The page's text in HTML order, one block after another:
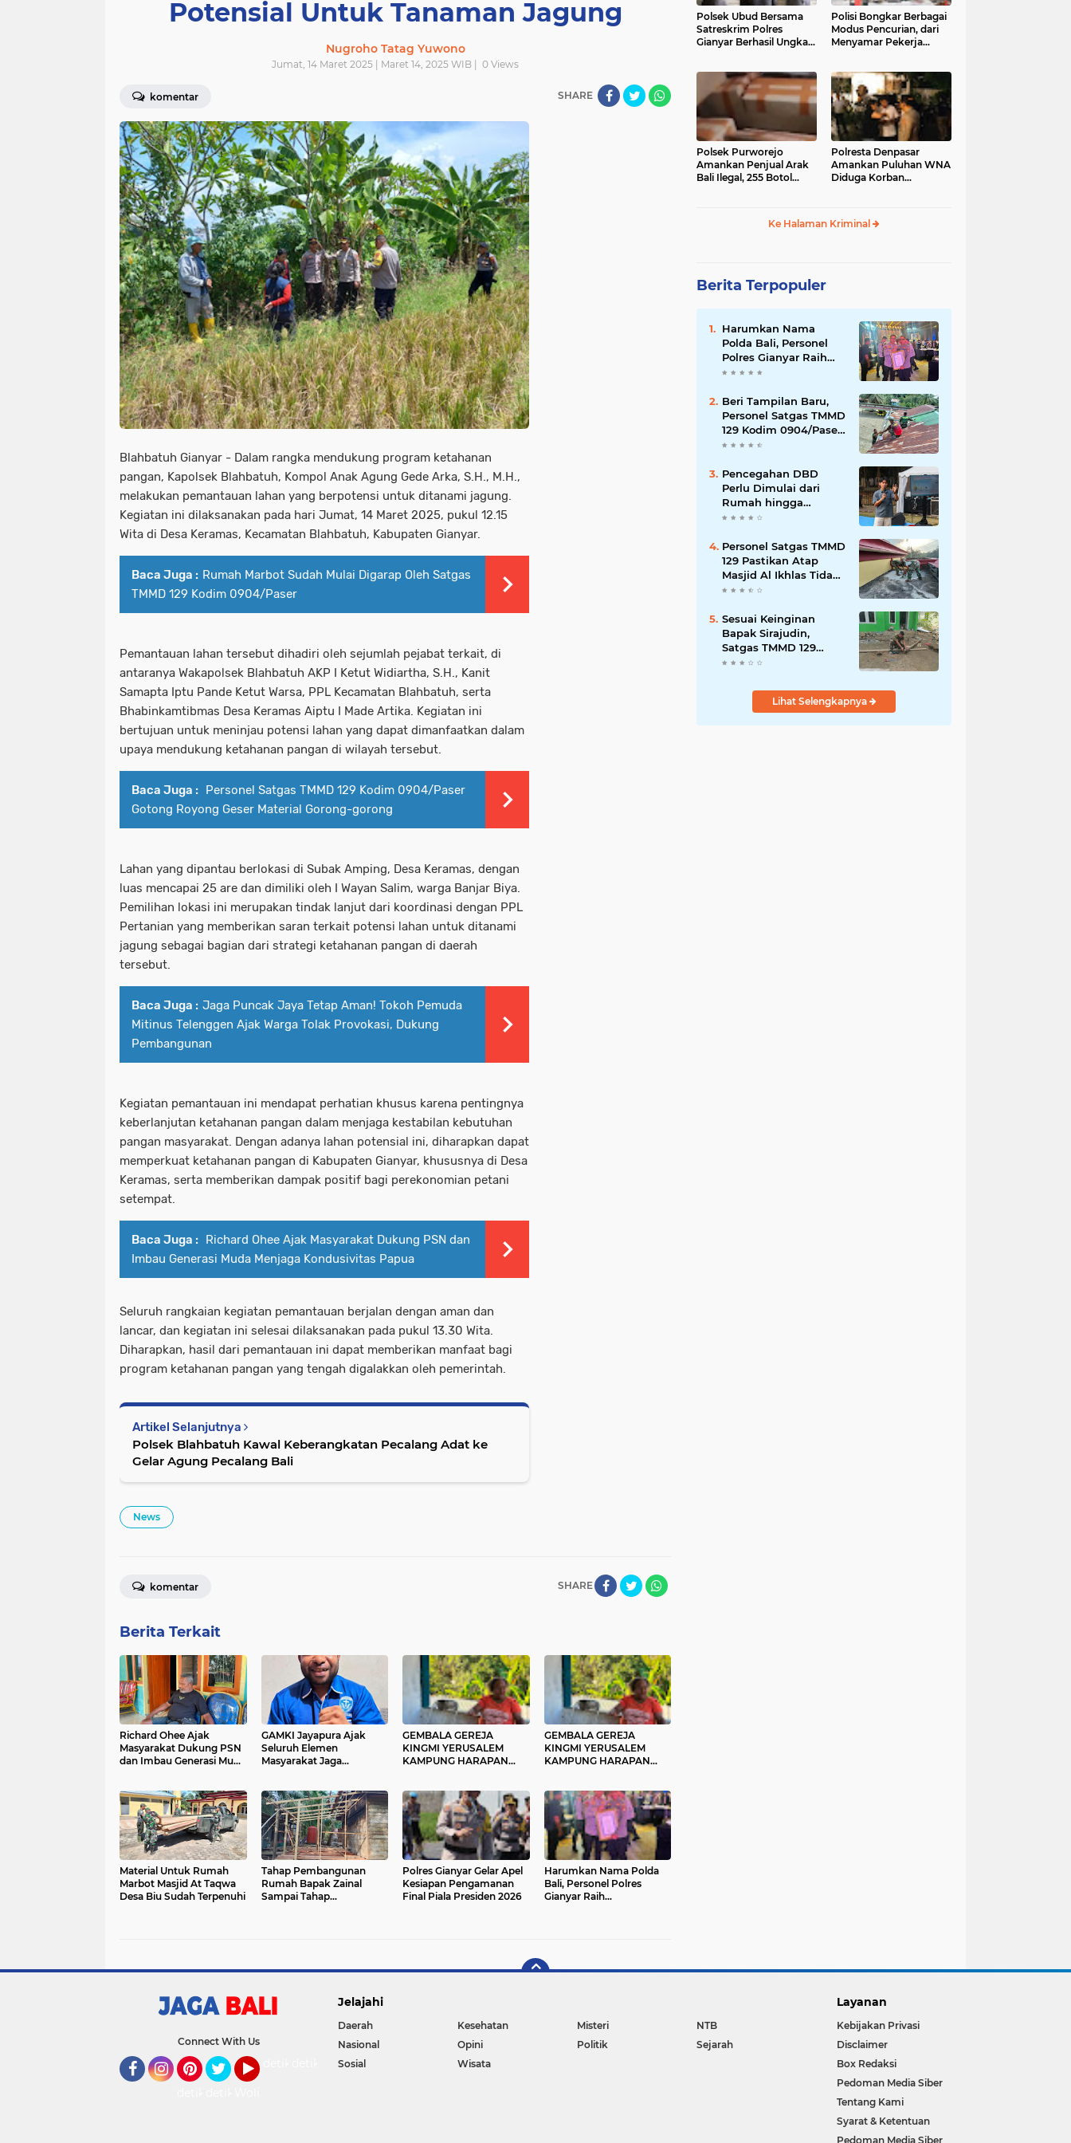
Potensial Untuk Tanaman Jagung
Nugroho Tatag Yuwono
Jumat, 14 Maret 2025 | Maret 14, 2025 WIB | 0 Views
komentar SHARE
Blahbatuh Gianyar - Dalam rangka mendukung program ketahanan
pangan, Kapolsek Blahbatuh, Kompol Anak Agung Gede Arka, S.H., M.H.,
melakukan pemantauan lahan yang berpotensi untuk ditanami jagung.
Kegiatan ini dilaksanakan pada hari Jumat, 14 Maret 2025, pukul 12.15
Wita di Desa Keramas, Kecamatan Blahbatuh, Kabupaten Gianyar.
Baca Juga : Rumah Marbot Sudah Mulai Digarap Oleh Satgas
TMMD 129 Kodim 0904/Paser
Pemantauan lahan tersebut dihadiri oleh sejumlah pejabat terkait, di
antaranya Wakapolsek Blahbatuh AKP I Ketut Widiartha, S.H., Kanit
Samapta Iptu Pande Ketut Warsa, PPL Kecamatan Blahbatuh, serta
Bhabinkamtibmas Desa Keramas Aiptu I Made Artika. Kegiatan ini
bertujuan untuk meninjau potensi lahan yang dapat dimanfaatkan dalam
upaya mendukung ketahanan pangan di wilayah tersebut.
Baca Juga : Personel Satgas TMMD 129 Kodim 0904/Paser
Gotong Royong Geser Material Gorong-gorong
Lahan yang dipantau berlokasi di Subak Amping, Desa Keramas, dengan
luas mencapai 25 are dan dimiliki oleh I Wayan Salim, warga Banjar Biya.
Pemilihan lokasi ini merupakan tindak lanjut dari koordinasi dengan PPL
Pertanian yang memberikan saran terkait potensi lahan untuk ditanami
jagung sebagai bagian dari strategi ketahanan pangan di daerah
tersebut.
Baca Juga : Jaga Puncak Jaya Tetap Aman! Tokoh Pemuda
Mitinus Telenggen Ajak Warga Tolak Provokasi, Dukung
Pembangunan
Kegiatan pemantauan ini mendapat perhatian khusus karena pentingnya
keberlanjutan ketahanan pangan dalam menjaga kestabilan kebutuhan
pangan masyarakat. Dengan adanya lahan potensial ini, diharapkan dapat
memperkuat ketahanan pangan di Kabupaten Gianyar, khususnya di Desa
Keramas, serta memberikan dampak positif bagi perekonomian petani
setempat.
Baca Juga : Richard Ohee Ajak Masyarakat Dukung PSN dan
Imbau Generasi Muda Menjaga Kondusivitas Papua
Seluruh rangkaian kegiatan pemantauan berjalan dengan aman dan
lancar, dan kegiatan ini selesai dilaksanakan pada pukul 13.30 Wita.
Diharapkan, hasil dari pemantauan ini dapat memberikan manfaat bagi
program ketahanan pangan yang tengah digalakkan oleh pemerintah.
Artikel Selanjutnya
Polsek Blahbatuh Kawal Keberangkatan Pecalang Adat ke
Gelar Agung Pecalang Bali
News
SHARE
komentar
Berita Terkait
Richard Ohee Ajak
Masyarakat Dukung PSN
dan Imbau Generasi Muda
GAMKI Jayapura Ajak
Seluruh Elemen
Masyarakat Jaga
GEMBALA GEREJA
KINGMI YERUSALEM
KAMPUNG HARAPAN
TIDAK MUDAH
TERPROVOKASI
GEMBALA GEREJA
KINGMI YERUSALEM
KAMPUNG HARAPAN
TIDAK MUDAH
TERPROVOKASI
Material Untuk Rumah
Marbot Masjid At Taqwa
Desa Biu Sudah Terpenuhi
Tahap Pembangunan
Rumah Bapak Zainal
Sampai Tahap
Polres Gianyar Gelar Apel
Kesiapan Pengamanan
Final Piala Presiden 2026
Harumkan Nama Polda
Bali, Personel Polres
Gianyar Raih
Polsek Ubud Bersama
Satreskrim Polres
Gianyar Berhasil Ungkap
Polisi Bongkar Berbagai
Modus Pencurian, dari
Menyamar Pekerja
Polsek Purworejo
Amankan Penjual Arak
Bali Ilegal, 255 Botol
Polresta Denpasar
Amankan Puluhan WNA
Diduga Korban
Ke Halaman Kriminal
Berita Terpopuler
Harumkan Nama
Polda Bali, Personel
Polres Gianyar Raih
Penghargaan
Beri Tampilan Baru,
Personel Satgas TMMD
129 Kodim 0904/Paser
Cat Atap Rumah
Pencegahan DBD
Perlu Dimulai dari
Rumah hingga
Lingkungan Sekolah
Personel Satgas TMMD
129 Pastikan Atap
Masjid Al Ikhlas Tidak
Bocor Lagi
Sesuai Keinginan
Bapak Sirajudin,
Satgas TMMD 129
Ubah Tampilan
Lihat Selengkapnya
Connect With Us
detikTravel
Jelajahi
Daerah Kesehatan Misteri
NTB
Nasional
Opini Politik
Sejarah
Sosial
Wisata
Layanan
Kebijakan Privasi
Disclaimer
Box Redaksi
Pedoman Media Siber
Tentang Kami
Syarat & Ketentuan
Pedoman Media Siber